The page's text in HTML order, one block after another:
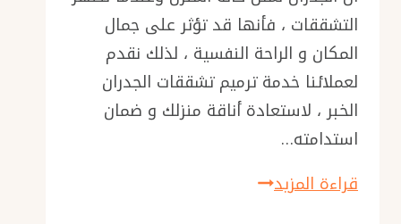
بالخبر
التشققات ، فأنها قد تؤثر على جمال
المكان و الراحة النفسية ، لذلك نقدم
لعملائنا خدمة ترميم تشققات الجدران
الخبر ، لاستعادة أناقة منزلك و ضمان
استدامته…
قراءة المزيدترميم